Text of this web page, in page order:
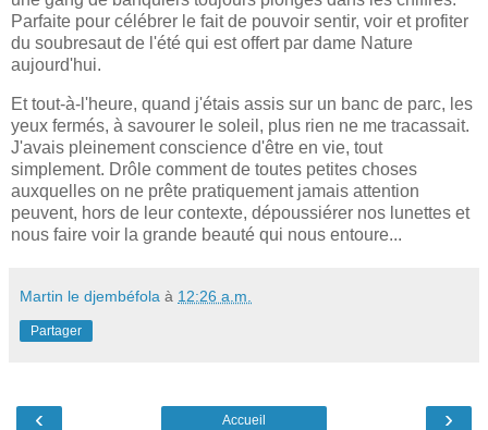
Parfaite pour célébrer le fait de pouvoir sentir, voir et profiter
du soubresaut de l'été qui est offert par dame Nature
aujourd'hui.
Et tout-à-l'heure, quand j'étais assis sur un banc de parc, les
yeux fermés, à savourer le soleil, plus rien ne me tracassait.
J'avais pleinement conscience d'être en vie, tout
simplement. Drôle comment de toutes petites choses
auxquelles on ne prête pratiquement jamais attention
peuvent, hors de leur contexte, dépoussiérer nos lunettes et
nous faire voir la grande beauté qui nous entoure...
Martin le djembéfola à 12:26 a.m.
Partager
‹ ›
Accueil